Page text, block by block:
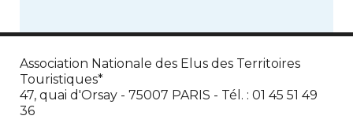
Association Nationale des Elus des Territoires
Touristiques*
47, quai d'Orsay - 75007 PARIS - Tél. : 01 45 51 49
36